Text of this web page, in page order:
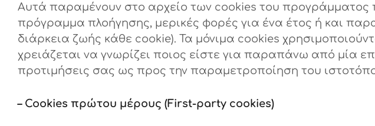
Αυτά παραμένουν στο αρχείο των cookies του προγράμματος
πρόγραμμα πλοήγησης, μερικές φορές για ένα έτος ή και
διάρκεια ζωής κάθε cookie). Τα μόνιμα cookies
χρειάζεται να γνωρίζει ποιος είστε για παραπάνω από μία
προτιμήσεις σας ως προς την παραμετροποίηση του
– Cookies πρώτου μέρους (First-party cookies)